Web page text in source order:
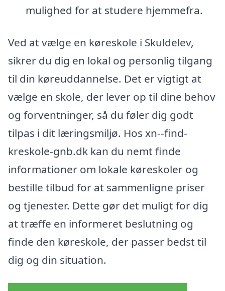
mulighed for at studere hjemmefra.
Ved at vælge en køreskole i Skuldelev,
sikrer du dig en lokal og personlig tilgang
til din køreuddannelse. Det er vigtigt at
vælge en skole, der lever op til dine behov
og forventninger, så du føler dig godt
tilpas i dit læringsmiljø. Hos xn--find-
kreskole-gnb.dk kan du nemt finde
informationer om lokale køreskoler og
bestille tilbud for at sammenligne priser
og tjenester. Dette gør det muligt for dig
at træffe en informeret beslutning og
finde den køreskole, der passer bedst til
dig og din situation.